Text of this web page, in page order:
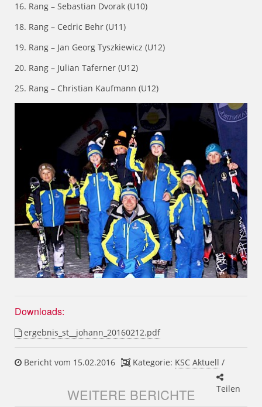
16. Rang – Sebastian Dvorak (U10)
18. Rang – Cedric Behr (U11)
19. Rang – Jan Georg Tyszkiewicz (U12)
20. Rang – Julian Taferner (U12)
25. Rang – Christian Kaufmann (U12)
Downloads:
ergebnis_st__johann_20160212.pdf
Bericht vom 15.02.2016 Kategorie: KSC Aktuell /
Teilen
WEITERE BERICHTE